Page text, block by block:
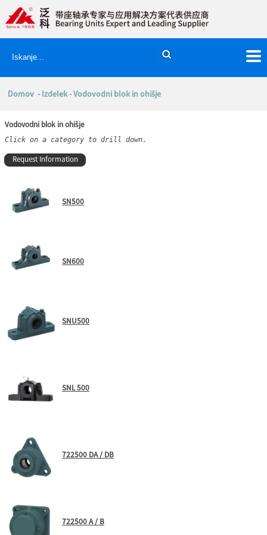
Domov -Izdelek- Vodovodni blok in ohišje
Vodovodni blok in ohišje
Click on a category to drill down.
Request Information
SN500
SN600
SNU500
SNL 500
722500 DA / DB
722500 A / B